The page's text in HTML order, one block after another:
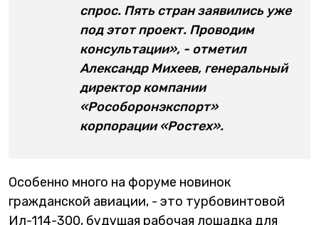
спрос. Пять стран заявились уже
под этот проект. Проводим
консультации», - отметил
Александр Михеев, генеральный
директор компании
«Рособоронэкспорт»
корпорации «Ростех».
Особенно много на форуме новинок
гражданской авиации, - это турбовинтовой
Ил-114-300, будущая рабочая лошадка для